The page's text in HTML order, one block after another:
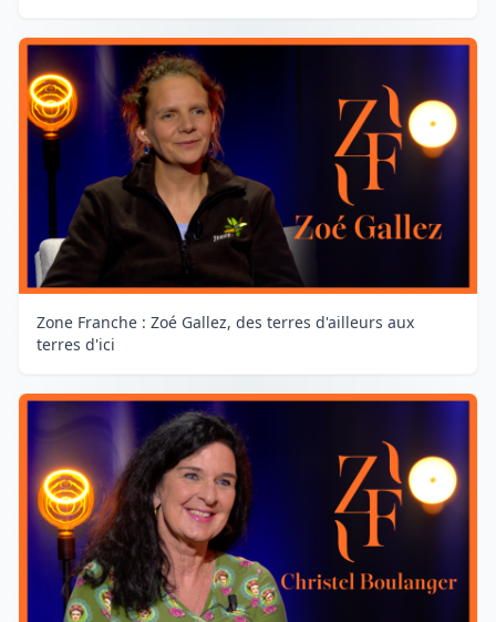
Zone Franche : Zoé Gallez, des terres d'ailleurs aux
terres d'ici